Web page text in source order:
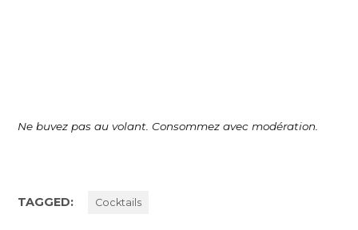
Ne buvez pas au volant. Consommez avec modération.
TAGGED: Cocktails